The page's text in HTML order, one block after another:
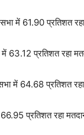
में 61.90 प्रतिशत
63.12 प्रतिशत रहा
में 64.68 प्रतिशत
प्रतिशत रहा